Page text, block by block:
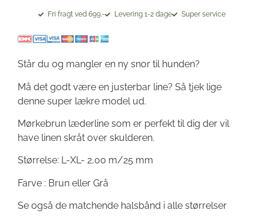
Fri fragt ved 699.- Levering 1-2 dage Super service
Står du og mangler en ny snor til hunden?
Må det godt være en justerbar line? Så tjek lige
denne super lækre model ud.
Mørkebrun læderline som er perfekt til dig der vil
have linen skråt over skulderen.
Størrelse: L-XL- 2,00 m/25 mm
Farve : Brun eller Grå
Se også de matchende halsbånd i alle størrelser